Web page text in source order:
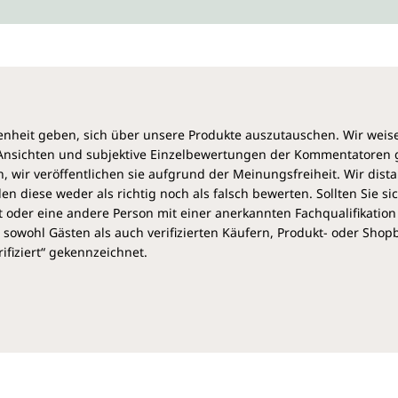
Das heilige Kraut
und Treue gebunden. Als
und negativer Energien in
Jede Flasche enthält 30 ml
Hinweis: Ätherisches Öl
geben, sich über unsere Produkte auszutauschen. Wir
und subjektive Einzelbewertungen der Kommentatoren
wir veröffentlichen sie aufgrund der Meinungsfreiheit. Wir
diese weder als richtig noch als falsch bewerten. Sollten Sie
eine andere Person mit einer anerkannten
Gästen als auch verifizierten Käufern, Produkt- oder
gekennzeichnet.